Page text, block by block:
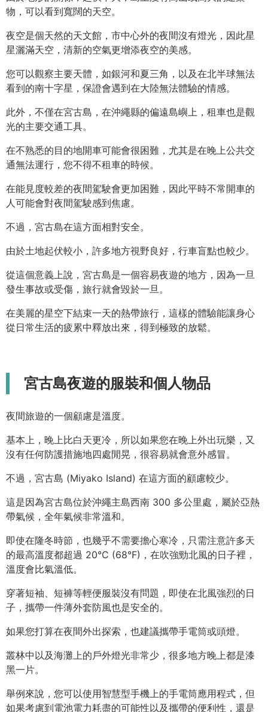
物，可以看到寬闊的天空。
夜空是個天然的天文館，市中心外的夜間沒有燈光，因此星
星灑滿天空，清新的空氣更增添夜空的美感。
您可以觀察主要天體，如銀河和夏三角，以及在北半球無法
看到的南十字星，保證會遇到在大陸無法體驗的情感。
此外，不僅在宮古島，在沖繩縣的偏遠島嶼上，租車也是觀
光的主要交通工具。
在不熟悉的目的地開車可能會很困難，尤其是在晚上公共交
通無法運行，您不得不租車的時候。
在能見度較差的夜間駕駛會更加困難，因此平時不常開車的
人可能會對夜間駕駛感到焦慮。
不過，宮古島在這方面相對安全。
由於土地起伏較小，許多地方視野良好，行車盲點也較少。
從這個意義上說，宮古島是一個容易夜遊的地方，因為一旦
發生事故或受傷，旅行就會毀於一旦。
在美麗的星空下結束一天的熱帶旅行，這樣的體驗能讓身心
從日常生活的疲累中釋放出來，得到極致的放鬆。
宮古島夜遊的服裝和個人物品
夜間旅遊的一個顧慮是溫度。
基本上，晚上比白天更冷，所以如果您在晚上外出玩樂，又
沒有任何防護措施地四處閒晃，很容易就會意外感冒。
不過，宮古島 (Miyako Island) 在這方面的顧慮較少。
這是因為宮古島位於沖繩主島西南 300 多公里處，屬於亞熱
帶氣候，全年氣候非常溫和。
即使在隆冬時節，也幾乎不需要擔心寒冷，只需注意許多天
的最高溫度都超過 20°C (68°F)，在吹強勁北風的日子裡，
溫度會比氣溫低。
穿著短袖、短褲等輕便服裝沒有問題，即使在北風強烈的日
子，攜帶一件薄外套防風也是安全的。
如果您打算在夜間外出探索，也建議攜帶手電筒或頭燈。
叢林中以及海灘上的戶外燈光非常少，很多地方晚上都是漆
黑一片。
舉例來說，您可以使用智慧型手機上的手電筒應用程式，但
如果考慮到電池電力耗盡的可能性以及攜帶的便利性，還是